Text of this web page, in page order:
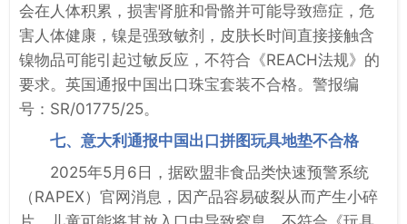
会在人体积累，损害肾脏和骨骼并可能导致癌症，危
害人体健康，镍是强致敏剂，皮肤长时间直接接触含
镍物品可能引起过敏反应，不符合《REACH法规》的
要求。英国通报中国出口珠宝套装不合格。警报编
号：SR/01775/25。
七、意大利通报中国出口拼图玩具地垫不合格
2025年5月6日，据欧盟非食品类快速预警系统
（RAPEX）官网消息，因产品容易破裂从而产生小碎